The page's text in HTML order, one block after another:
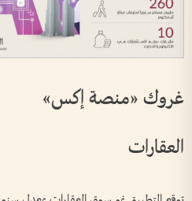
غروك «منصة إكس»
العقارات